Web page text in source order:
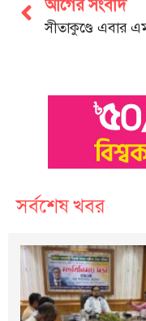
আগের সংবাদ
সর্বশেষ খবর